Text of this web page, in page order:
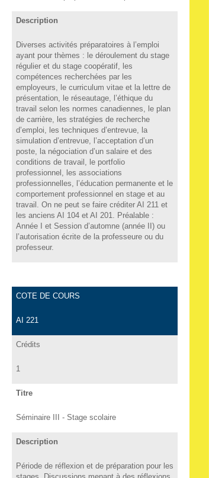
Description
Diverses activités préparatoires à l’emploi
ayant pour thèmes : le déroulement du stage
régulier et du stage coopératif, les
compétences recherchées par les
employeurs, le curriculum vitae et la lettre de
présentation, le réseautage, l’éthique du
travail selon les normes canadiennes, le plan
de carrière, les stratégies de recherche
d’emploi, les techniques d’entrevue, la
simulation d’entrevue, l’acceptation d’un
poste, la négociation d’un salaire et des
conditions de travail, le portfolio
professionnel, les associations
professionnelles, l’éducation permanente et le
comportement professionnel en stage et au
travail. On ne peut se faire créditer AI 211 et
les anciens AI 104 et AI 201. Préalable :
Année I et Session d’automne (année II) ou
l’autorisation écrite de la professeure ou du
professeur.
COTE DE COURS
AI 221
Crédits
1
Titre
Séminaire III - Stage scolaire
Description
Période de réflexion et de préparation pour les
stages. Discussions menant à des réflexions